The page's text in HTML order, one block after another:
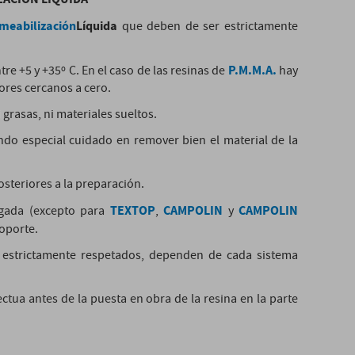
Líquida que deben de ser estrictamente
+5 y +35º C. En el caso de las resinas de P.M.M.A. hay
cercanos a cero.
ni materiales sueltos.
especial cuidado en remover bien el material de la
a la preparación.
(excepto para TEXTOP,CAMPOLIN y CAMPOLIN
respetados, dependen de cada sistema
antes de la puesta en obra de la resina en la parte